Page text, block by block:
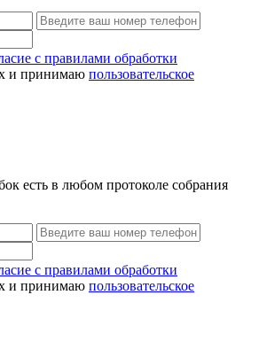
с правилами обработки
и принимаю пользовательское
есть в любом протоколе собрания
с правилами обработки
и принимаю пользовательское